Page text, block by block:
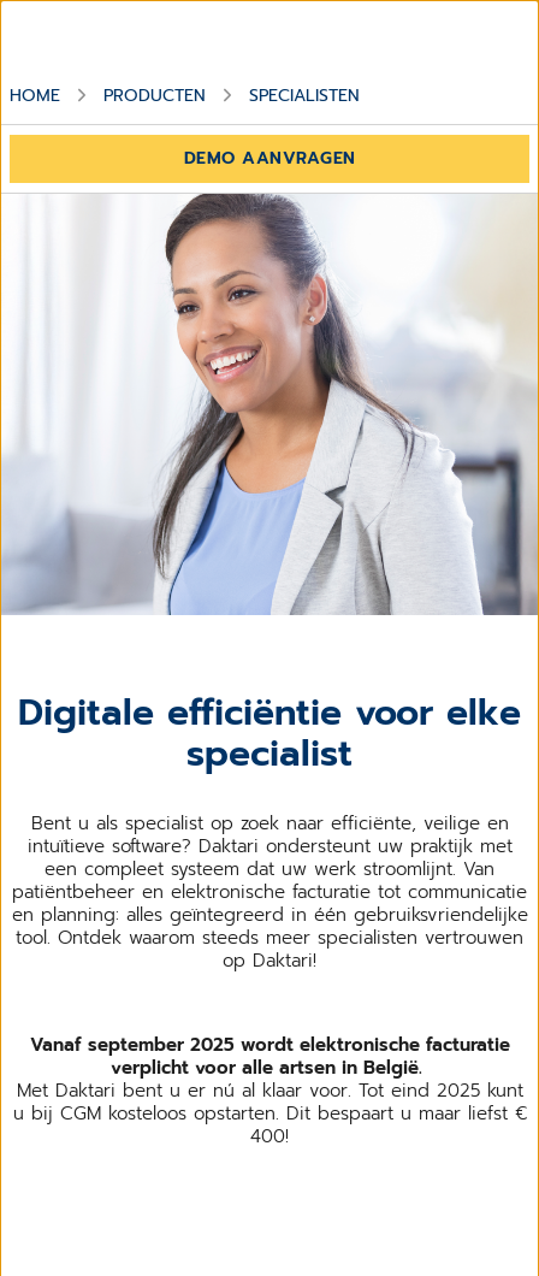
HOME PRODUCTEN SPECIALISTEN
DEMO AANVRAGEN
Digitale efficiëntie voor elke
specialist
Bent u als specialist op zoek naar efficiënte, veilige en
intuïtieve software? Daktari ondersteunt uw praktijk met
een compleet systeem dat uw werk stroomlijnt. Van
patiëntbeheer en elektronische facturatie tot communicatie
en planning: alles geïntegreerd in één gebruiksvriendelijke
tool. Ontdek waarom steeds meer specialisten vertrouwen
op Daktari!
Vanaf september 2025 wordt elektronische facturatie
verplicht voor alle artsen in België.
Met Daktari bent u er nú al klaar voor. Tot eind 2025 kunt
u bij CGM kosteloos opstarten. Dit bespaart u maar liefst €
400!